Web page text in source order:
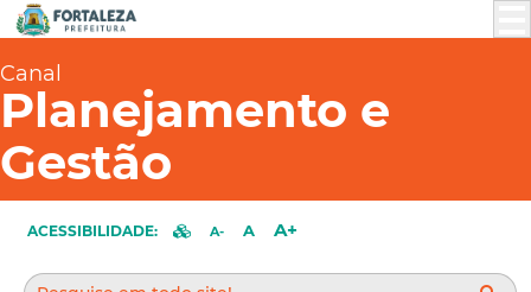
Canal
Planejamento e
Gestão
ACESSIBILIDADE: A- A A+